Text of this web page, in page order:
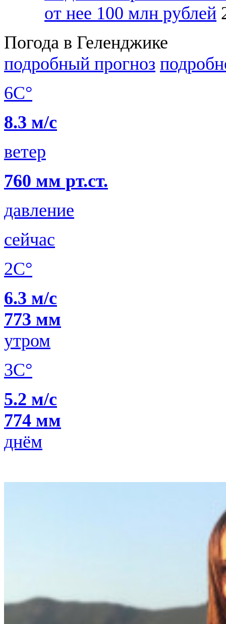
от нее 100 млн рублей
Погода в Геленджике
подробный прогноз
6C°
8.3 м/с
ветер
760 мм рт.ст.
давление
сейчас
2C°
6.3 м/с
773 мм
утром
3C°
5.2 м/с
774 мм
днём